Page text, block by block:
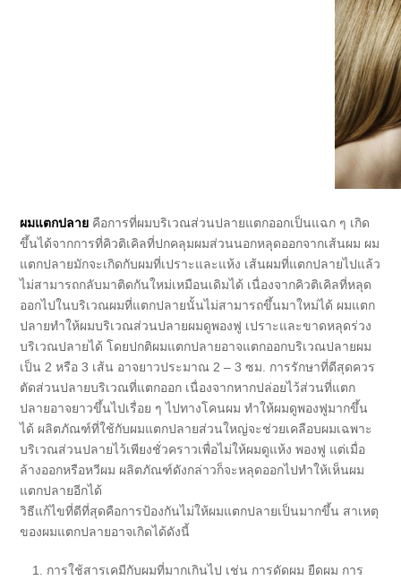
ผมแตกปลาย คือการที่ผมบริเวณส่วนปลายแตกออกเป็นแฉก ๆ เกิด
ขึ้นได้จากการที่คิวติเคิลที่ปกคลุมผมส่วนนอกหลุดออกจากเส้นผม ผม
แตกปลายมักจะเกิดกับผมที่เปราะและแห้ง เส้นผมที่แตกปลายไปแล้ว
ไม่สามารถกลับมาติดกันใหม่เหมือนเดิมได้ เนื่องจากคิวติเคิลที่หลุด
ออกไปในบริเวณผมที่แตกปลายนั้นไม่สามารถขึ้นมาใหม่ได้ ผมแตก
ปลายทำให้ผมบริเวณส่วนปลายผมดูพองฟู เปราะและขาดหลุดร่วง
บริเวณปลายได้ โดยปกติผมแตกปลายอาจแตกออกบริเวณปลายผม
เป็น 2 หรือ 3 เส้น อาจยาวประมาณ 2 – 3 ซม. การรักษาที่ดีสุดควร
ตัดส่วนปลายบริเวณที่แตกออก เนื่องจากหากปล่อยไว้ส่วนที่แตก
ปลายอาจยาวขึ้นไปเรื่อย ๆ ไปทางโคนผม ทำให้ผมดูพองฟูมากขึ้น
ได้ ผลิตภัณฑ์ที่ใช้กับผมแตกปลายส่วนใหญ่จะช่วยเคลือบผมเฉพาะ
บริเวณส่วนปลายไว้เพียงชั่วคราวเพื่อไม่ให้ผมดูแห้ง พองฟู แต่เมื่อ
ล้างออกหรือหวีผม ผลิตภัณฑ์ดังกล่าวก็จะหลุดออกไปทำให้เห็นผม
แตกปลายอีกได้
วิธีแก้ไขที่ดีที่สุดคือการป้องกันไม่ให้ผมแตกปลายเป็นมากขึ้น สาเหตุ
ของผมแตกปลายอาจเกิดได้ดังนี้
การใช้สารเคมีกับผมที่มากเกินไป เช่น การดัดผม ยืดผม การ